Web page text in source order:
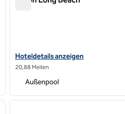
Hoteldetails für Hilton Long Beach
Hoteldetails anzeigen
20,88 Meilen
Außenpool
Bild
1 von 12